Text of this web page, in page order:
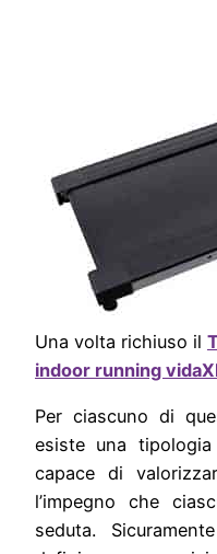
Una volta richiuso il
indoor running
Per ciascuno di
esiste una
capace di
l’impegno che
seduta.